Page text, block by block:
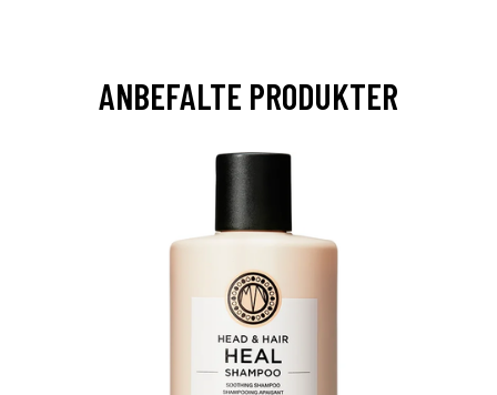
ANBEFALTE PRODUKTER